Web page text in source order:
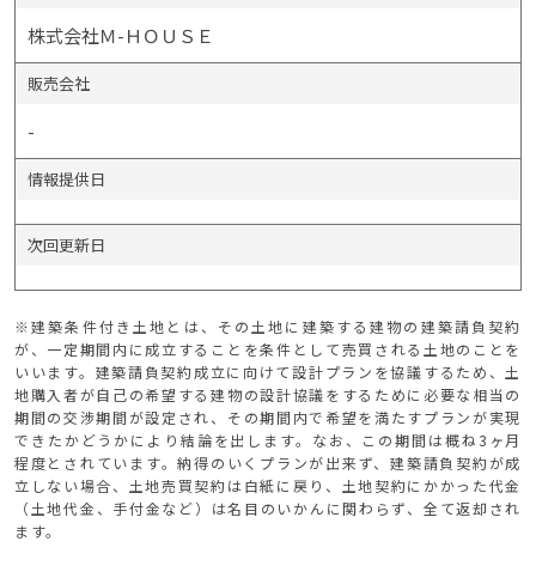
株式会社Ｍ-ＨＯＵＳＥ
販売会社
-
情報提供日
次回更新日
※建築条件付き土地とは、その土地に建築する建物の建築請負契約
が、一定期間内に成立することを条件として売買される土地のことを
いいます。建築請負契約成立に向けて設計プランを協議するため、土
地購入者が自己の希望する建物の設計協議をするために必要な相当の
期間の交渉期間が設定され、その期間内で希望を満たすプランが実現
できたかどうかにより結論を出します。なお、この期間は概ね3ヶ月
程度とされています。納得のいくプランが出来ず、建築請負契約が成
立しない場合、土地売買契約は白紙に戻り、土地契約にかかった代金
（土地代金、手付金など）は名目のいかんに関わらず、全て返却され
ます。